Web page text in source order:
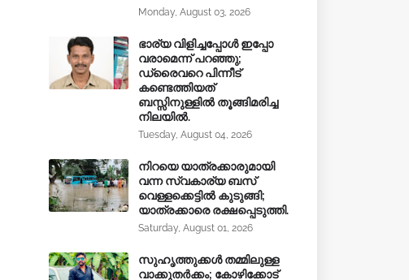
Monday, August 03, 2026
ഭാര്യ വിളിച്ചപ്പോള്‍ ഇപ്പോ
വരാമെന്ന് പറഞ്ഞു;
ഡ്രൈവറെ പിന്നീട്
കണ്ടെത്തിയത്
ബസ്സിനുള്ളില്‍ തൂങ്ങിമരിച്ച
നിലയിൽ.
Tuesday, August 04, 2026
നിറയെ യാത്രക്കാരുമായി
വന്ന സ്വകാര്യ ബസ്
വെള്ളക്കെട്ടിൽ കുടുങ്ങി;
യാത്രക്കാരെ രക്ഷപ്പെടുത്തി.
Saturday, August 01, 2026
സുഹൃത്തുക്കൾ തമ്മിലുള്ള
വാക്കുതർക്കം; കോഴിക്കോട്